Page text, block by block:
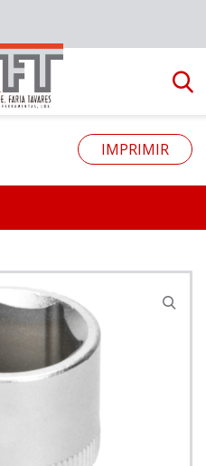
IMPRIMIR